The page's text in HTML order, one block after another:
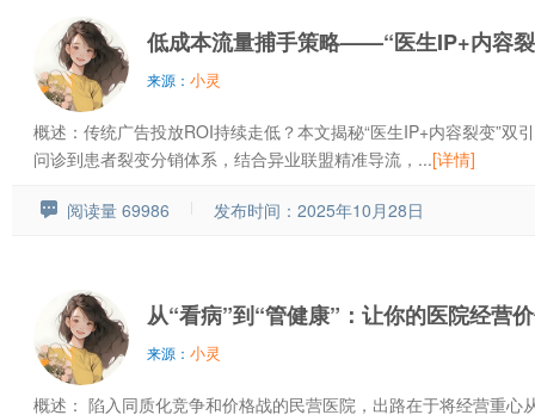
低成本流量捕手策略——“医生IP+内容
来源： 小灵
概述：传统广告投放ROI持续走低？本文揭秘“医生IP+内容裂变”双
问诊到患者裂变分销体系，结合异业联盟精准导流，...[详情]
阅读量 69986 发布时间：2025年10月28日
从“看病”到“管健康”：让你的医院经营
来源： 小灵
概述： 陷入同质化竞争和价格战的民营医院，出路在于将经营重心